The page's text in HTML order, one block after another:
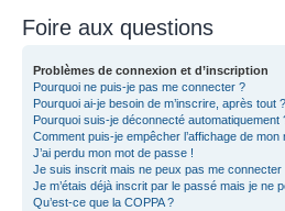
Foire aux questions
Problèmes de connexion et d’inscription
Pourquoi ne puis-je pas me connecter ?
Pourquoi ai-je besoin de m’inscrire, après tout ?
Pourquoi suis-je déconnecté automatiquement
Comment puis-je empêcher l’affichage de
J’ai perdu mon mot de passe !
Je suis inscrit mais ne peux pas me connecter
Je m’étais déjà inscrit par le passé mais je ne
Qu’est-ce que la COPPA ?